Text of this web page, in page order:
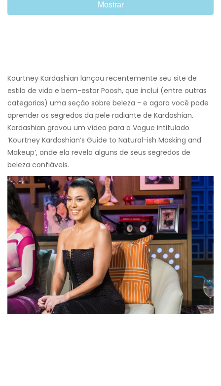
Mostrar
Kourtney Kardashian lançou recentemente seu site de
estilo de vida e bem-estar Poosh, que inclui (entre outras
categorias) uma seção sobre beleza - e agora você pode
aprender os segredos da pele radiante de Kardashian.
Kardashian gravou um vídeo para a Vogue intitulado
‘Kourtney Kardashian’s Guide to Natural-ish Masking and
Makeup’, onde ela revela alguns de seus segredos de
beleza confiáveis.